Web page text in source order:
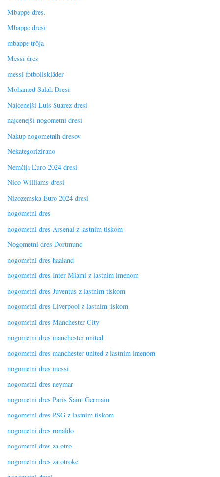
Mbappe dres.
Mbappe dresi
mbappe tröja
Messi dres
messi fotbollskläder
Mohamed Salah Dresi
Najcenejši Luis Suarez dresi
najcenejši nogometni dresi
Nakup nogometnih dresov
Nekategorizirano
Nemčija Euro 2024 dresi
Nico Williams dresi
Nizozemska Euro 2024 dresi
nogometni dres
nogometni dres Arsenal z lastnim tiskom
Nogometni dres Dortmund
nogometni dres haaland
nogometni dres Inter Miami z lastnim imenom
nogometni dres Juventus z lastnim tiskom
nogometni dres Liverpool z lastnim tiskom
nogometni dres Manchester City
nogometni dres manchester united
nogometni dres manchester united z lastnim imenom
nogometni dres messi
nogometni dres neymar
nogometni dres Paris Saint Germain
nogometni dres PSG z lastnim tiskom
nogometni dres ronaldo
nogometni dres za otro
nogometni dres za otroke